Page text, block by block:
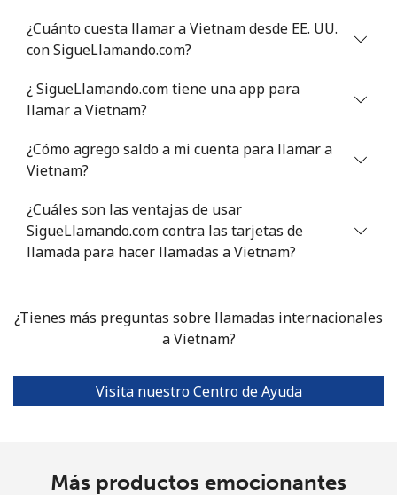
¿Cuánto cuesta llamar a Vietnam desde EE. UU.
con SigueLlamando.com?
¿ SigueLlamando.com tiene una app para
llamar a Vietnam?
¿Cómo agrego saldo a mi cuenta para llamar a
Vietnam?
¿Cuáles son las ventajas de usar
SigueLlamando.com contra las tarjetas de
llamada para hacer llamadas a Vietnam?
¿Tienes más preguntas sobre llamadas internacionales
a Vietnam?
Visita nuestro Centro de Ayuda
Más productos emocionantes